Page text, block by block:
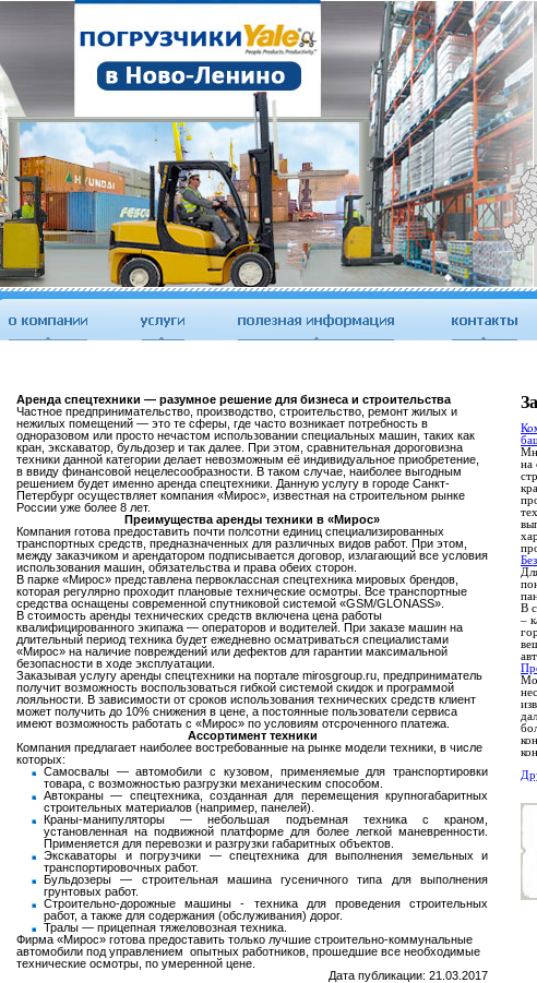
Аренда спецтехники — разумное решение для бизнеса и строительства
Частное предпринимательство, производство, строительство, ремонт жилых и
нежилых помещений — это те сферы, где часто возникает потребность в
одноразовом или просто нечастом использовании специальных машин, таких как
кран, экскаватор, бульдозер и так далее. При этом, сравнительная дороговизна
техники данной категории делает невозможным её индивидуальное приобретение,
в ввиду финансовой нецелесообразности. В таком случае, наиболее выгодным
решением будет именно аренда спецтехники. Данную услугу в городе Санкт-
Петербург осуществляет компания «Мирос», известная на строительном рынке
России уже более 8 лет.
Преимущества аренды техники в «Мирос»
Компания готова предоставить почти полсотни единиц специализированных
транспортных средств, предназначенных для различных видов работ. При этом,
между заказчиком и арендатором подписывается договор, излагающий все условия
использования машин, обязательства и права обеих сторон.
В парке «Мирос» представлена первоклассная спецтехника мировых брендов,
которая регулярно проходит плановые технические осмотры. Все транспортные
средства оснащены современной спутниковой системой «GSM/GLONASS».
В стоимость аренды технических средств включена цена работы
квалифицированного экипажа — операторов и водителей. При заказе машин на
длительный период техника будет ежедневно осматриваться специалистами
«Мирос» на наличие повреждений или дефектов для гарантии максимальной
безопасности в ходе эксплуатации.
Заказывая услугу аренды спецтехники на портале mirosgroup.ru, предприниматель
получит возможность воспользоваться гибкой системой скидок и программой
лояльности. В зависимости от сроков использования технических средств клиент
может получить до 10% снижения в цене, а постоянные пользователи сервиса
имеют возможность работать с «Мирос» по условиям отсроченного платежа.
Ассортимент техники
Компания предлагает наиболее востребованные на рынке модели техники, в числе
которых:
Самосвалы — автомобили с кузовом, применяемые для транспортировки
товара, с возможностью разгрузки механическим способом.
Автокраны — спецтехника, созданная для перемещения крупногабаритных
строительных материалов (например, панелей).
Краны-манипуляторы — небольшая подъемная техника с краном,
установленная на подвижной платформе для более легкой маневренности.
Применяется для перевозки и разгрузки габаритных объектов.
Экскаваторы и погрузчики — спецтехника для выполнения земельных и
транспортировочных работ.
Бульдозеры — строительная машина гусеничного типа для выполнения
грунтовых работ.
Строительно-дорожные машины - техника для проведения строительных
работ, а также для содержания (обслуживания) дорог.
Тралы — прицепная тяжеловозная техника.
Фирма «Мирос» готова предоставить только лучшие строительно-коммунальные
автомобили под управлением опытных работников, прошедшие все необходимые
технические осмотры, по умеренной цене.
Дата публикации: 21.03.2017
на
В
–